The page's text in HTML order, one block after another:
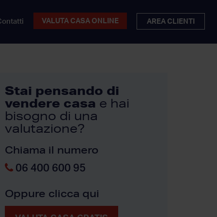
VALUTA CASA ONLINE AREA CLIENTI
Stai pensando di
vendere casa e hai
bisogno di una
valutazione?
Chiama il numero
06 400 600 95
Oppure clicca qui